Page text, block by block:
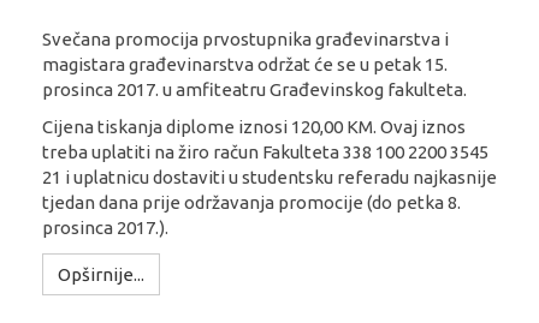
Svečana promocija prvostupnika građevinarstva i
magistara građevinarstva održat će se u petak 15.
prosinca 2017. u amfiteatru Građevinskog fakulteta.
Cijena tiskanja diplome iznosi 120,00 KM. Ovaj iznos
treba uplatiti na žiro račun Fakulteta 338 100 2200 3545
21 i uplatnicu dostaviti u studentsku referadu najkasnije
tjedan dana prije održavanja promocije (do petka 8.
prosinca 2017.).
Opširnije...